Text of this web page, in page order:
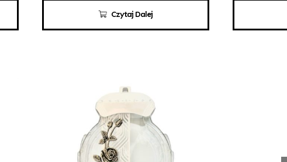
Czytaj Dalej